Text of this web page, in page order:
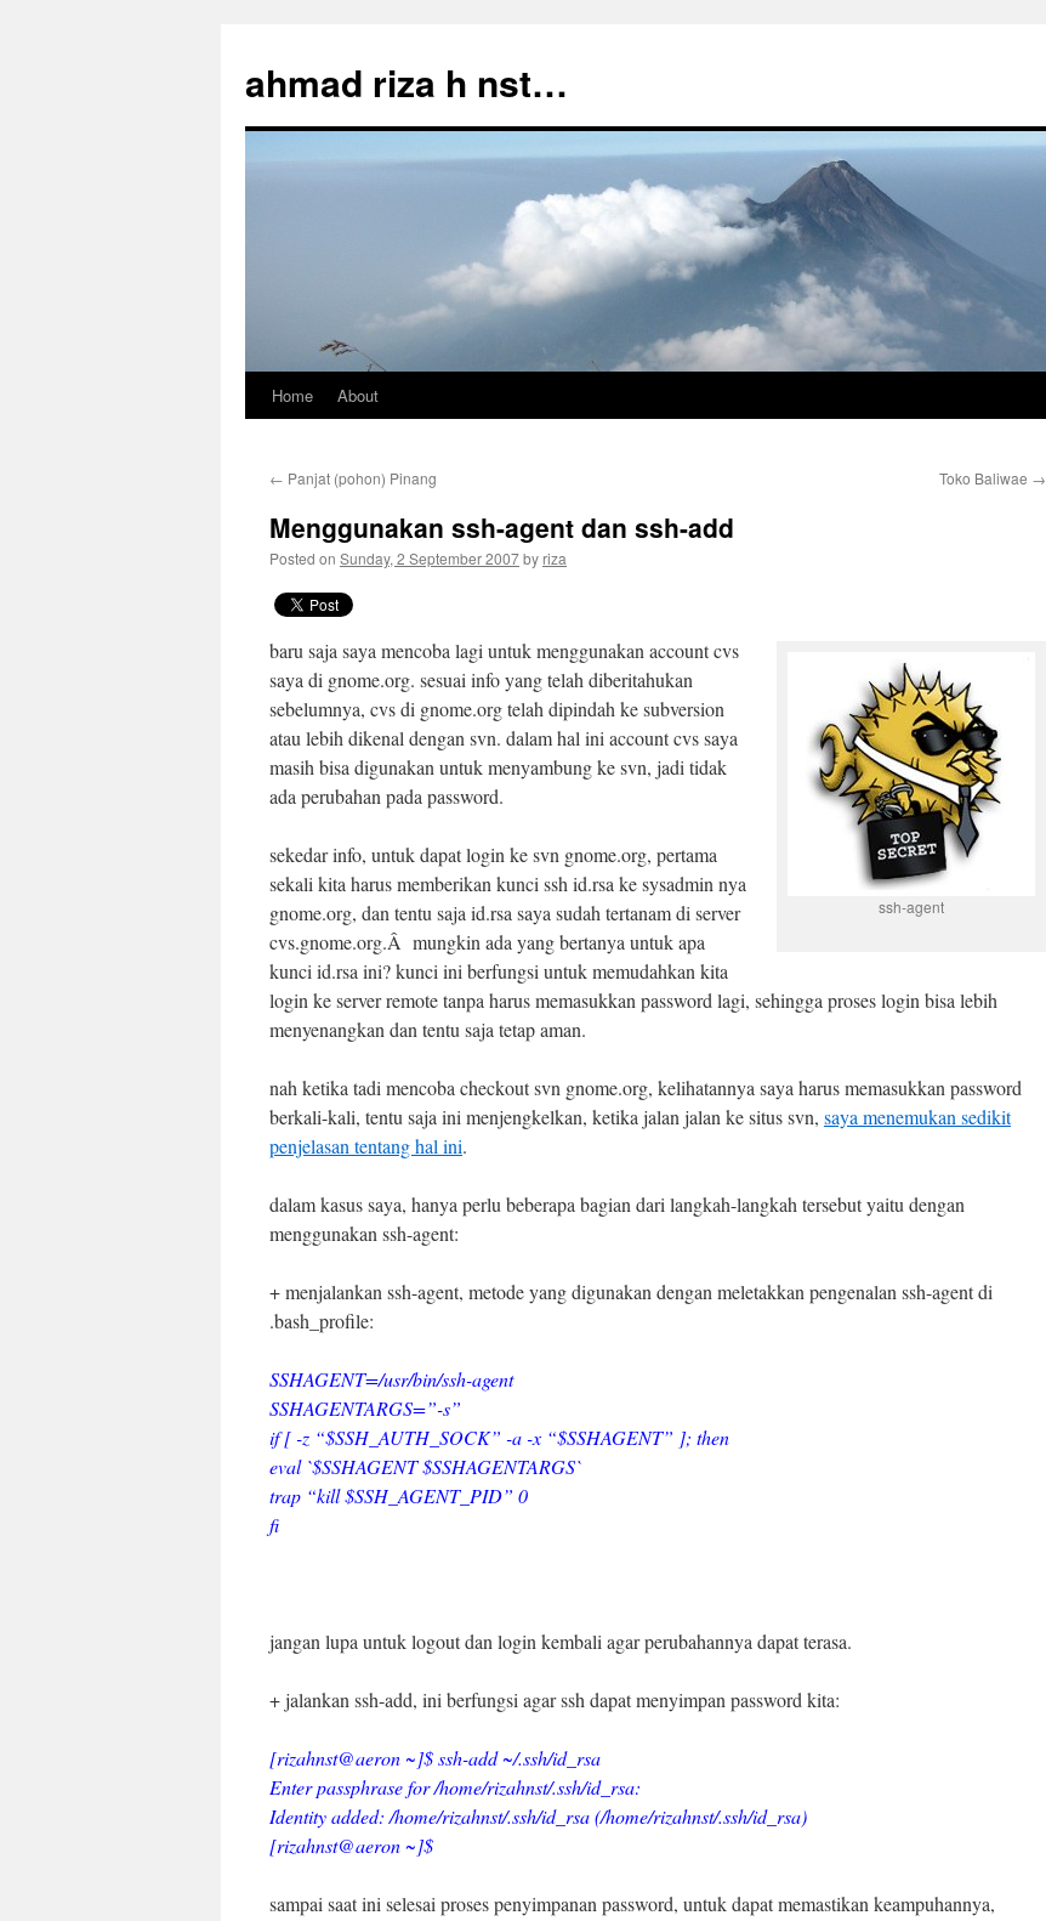
content
ahmad riza h nst…
Home About
← Panjat (pohon) Pinang Toko Baliwae →
Menggunakan ssh-agent dan ssh-add
Posted on Sunday, 2 September 2007by riza
ssh-agent
baru saja saya mencoba lagi untuk menggunakan account cvs
saya di gnome.org. sesuai info yang telah diberitahukan
sebelumnya, cvs di gnome.org telah dipindah ke subversion
atau lebih dikenal dengan svn. dalam hal ini account cvs saya
masih bisa digunakan untuk menyambung ke svn, jadi tidak
ada perubahan pada password.
sekedar info, untuk dapat login ke svn gnome.org, pertama
sekali kita harus memberikan kunci ssh id.rsa ke sysadmin nya
gnome.org, dan tentu saja id.rsa saya sudah tertanam di server
cvs.gnome.org.Â mungkin ada yang bertanya untuk apa
kunci id.rsa ini? kunci ini berfungsi untuk memudahkan kita
login ke server remote tanpa harus memasukkan password lagi, sehingga proses login bisa lebih
menyenangkan dan tentu saja tetap aman.
nah ketika tadi mencoba checkout svn gnome.org, kelihatannya saya harus memasukkan password
berkali-kali, tentu saja ini menjengkelkan, ketika jalan jalan ke situs svn, saya menemukan sedikit
penjelasan tentang hal ini.
dalam kasus saya, hanya perlu beberapa bagian dari langkah-langkah tersebut yaitu dengan
menggunakan ssh-agent:
+ menjalankan ssh-agent, metode yang digunakan dengan meletakkan pengenalan ssh-agent di
.bash_profile:
SSHAGENT=/usr/bin/ssh-agent
SSHAGENTARGS=”-s”
if [ -z “$SSH_AUTH_SOCK” -a -x “$SSHAGENT” ]; then
eval `$SSHAGENT $SSHAGENTARGS`
trap “kill $SSH_AGENT_PID” 0
fi
jangan lupa untuk logout dan login kembali agar perubahannya dapat terasa.
+ jalankan ssh-add, ini berfungsi agar ssh dapat menyimpan password kita:
[rizahnst@aeron ~]$ ssh-add ~/.ssh/id_rsa
Enter passphrase for /home/rizahnst/.ssh/id_rsa:
Identity added: /home/rizahnst/.ssh/id_rsa (/home/rizahnst/.ssh/id_rsa)
[rizahnst@aeron ~]$
sampai saat ini selesai proses penyimpanan password, untuk dapat memastikan keampuhannya,